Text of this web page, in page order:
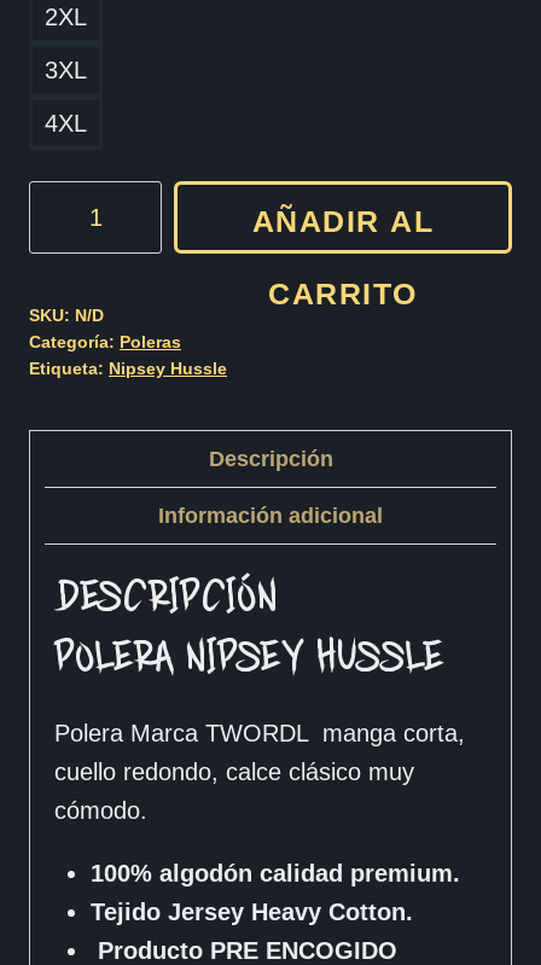
2XL
3XL
4XL
cantidad
AÑADIR AL
CARRITO
SKU: N/D
Categoría: Poleras
Etiqueta: Nipsey Hussle
Descripción
Información adicional
DESCRIPCIÓN
POLERA NIPSEY HUSSLE
Polera Marca TWORDL manga corta,
cuello redondo, calce clásico muy
cómodo.
100% algodón calidad premium.
Tejido Jersey Heavy Cotton.
Producto PRE ENCOGIDO